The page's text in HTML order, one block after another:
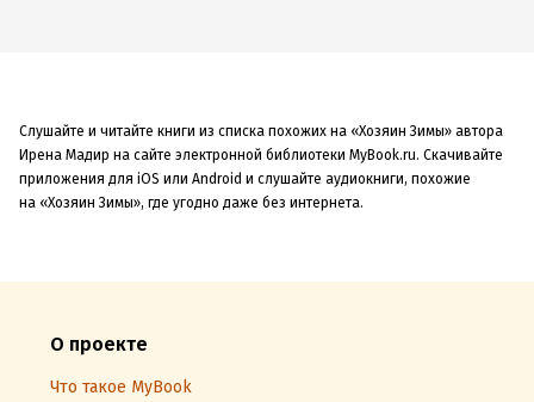
Слушайте и читайте книги из списка похожих на «Хозяин Зимы» автора
Ирена Мадир на сайте электронной библиотеки MyBook.ru. Скачивайте
приложения для iOS или Android и слушайте аудиокниги, похожие
на «Хозяин Зимы», где угодно даже без интернета.
О проекте
Что такое MyBook